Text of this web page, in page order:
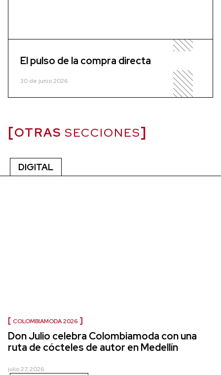
El pulso de la compra directa
30 de junio 2026
OTRAS SECCIONES
DIGITAL
COLOMBIAMODA 2026
Don Julio celebra Colombiamoda con una
ruta de cócteles de autor en Medellín
julio 27, 2026